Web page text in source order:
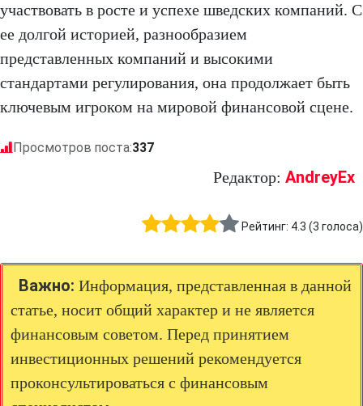
участвовать в росте и успехе шведских компаний. С
ее долгой историей, разнообразием
представленных компаний и высокими
стандартами регулирования, она продолжает быть
ключевым игроком на мировой финансовой сцене.
Просмотров поста:337
Редактор: AndreyEx
Рейтинг: 4.3 (3 голоса)
Важно: Информация, представленная в данной
статье, носит общий характер и не является
финансовым советом. Перед принятием
инвестиционных решений рекомендуется
проконсультироваться с финансовым